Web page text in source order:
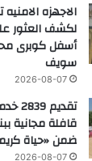
الاجهزه
لكشف العثور
أسفل كوبرى
سويف
2026-08-07
قافلة مجانية
ضمن «حياة
2026-08-07